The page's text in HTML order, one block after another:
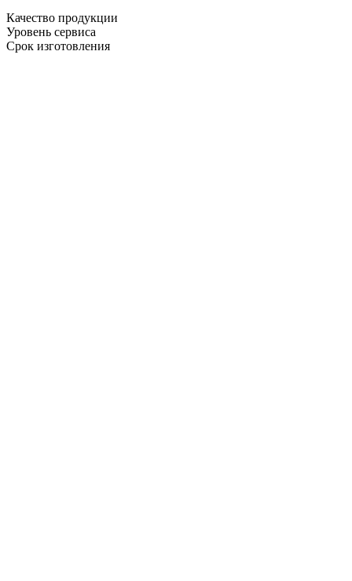
Качество продукции
Уровень сервиса
Срок изготовления